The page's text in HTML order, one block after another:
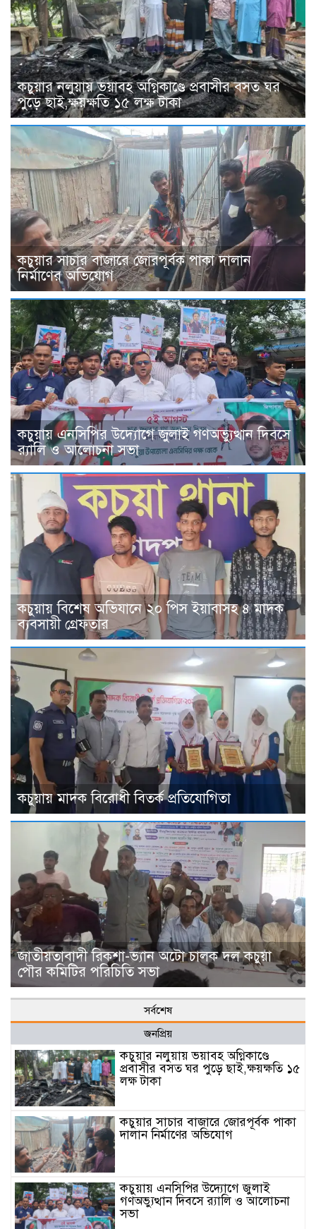
কচুয়ার নলুয়ায় ভয়াবহ অগ্নিকাণ্ডে প্রবাসীর বসত ঘর
পুড়ে ছাই,ক্ষয়ক্ষতি ১৫ লক্ষ টাকা
কচুয়ার সাচার বাজারে জোরপূর্বক পাকা দালান
নির্মাণের অভিযোগ
কচুয়ায় এনসিপির উদ্যোগে জুলাই গণঅভ্যুত্থান দিবসে
র‌্যালি ও আলোচনা সভা
কচুয়ায় বিশেষ অভিযানে ২০ পিস ইয়াবাসহ ৪ মাদক
ব্যবসায়ী গ্রেফতার
কচুয়ায় মাদক বিরোধী বিতর্ক প্রতিযোগিতা
জাতীয়তাবাদী রিকশা-ভ্যান অটো চালক দল কচুয়া
পৌর কমিটির পরিচিতি সভা
সর্বশেষ
জনপ্রিয়
কচুয়ার নলুয়ায় ভয়াবহ অগ্নিকাণ্ডে
প্রবাসীর বসত ঘর পুড়ে ছাই,ক্ষয়ক্ষতি ১৫
লক্ষ টাকা
কচুয়ার সাচার বাজারে জোরপূর্বক পাকা
দালান নির্মাণের অভিযোগ
কচুয়ায় এনসিপির উদ্যোগে জুলাই
গণঅভ্যুত্থান দিবসে র‌্যালি ও আলোচনা
সভা